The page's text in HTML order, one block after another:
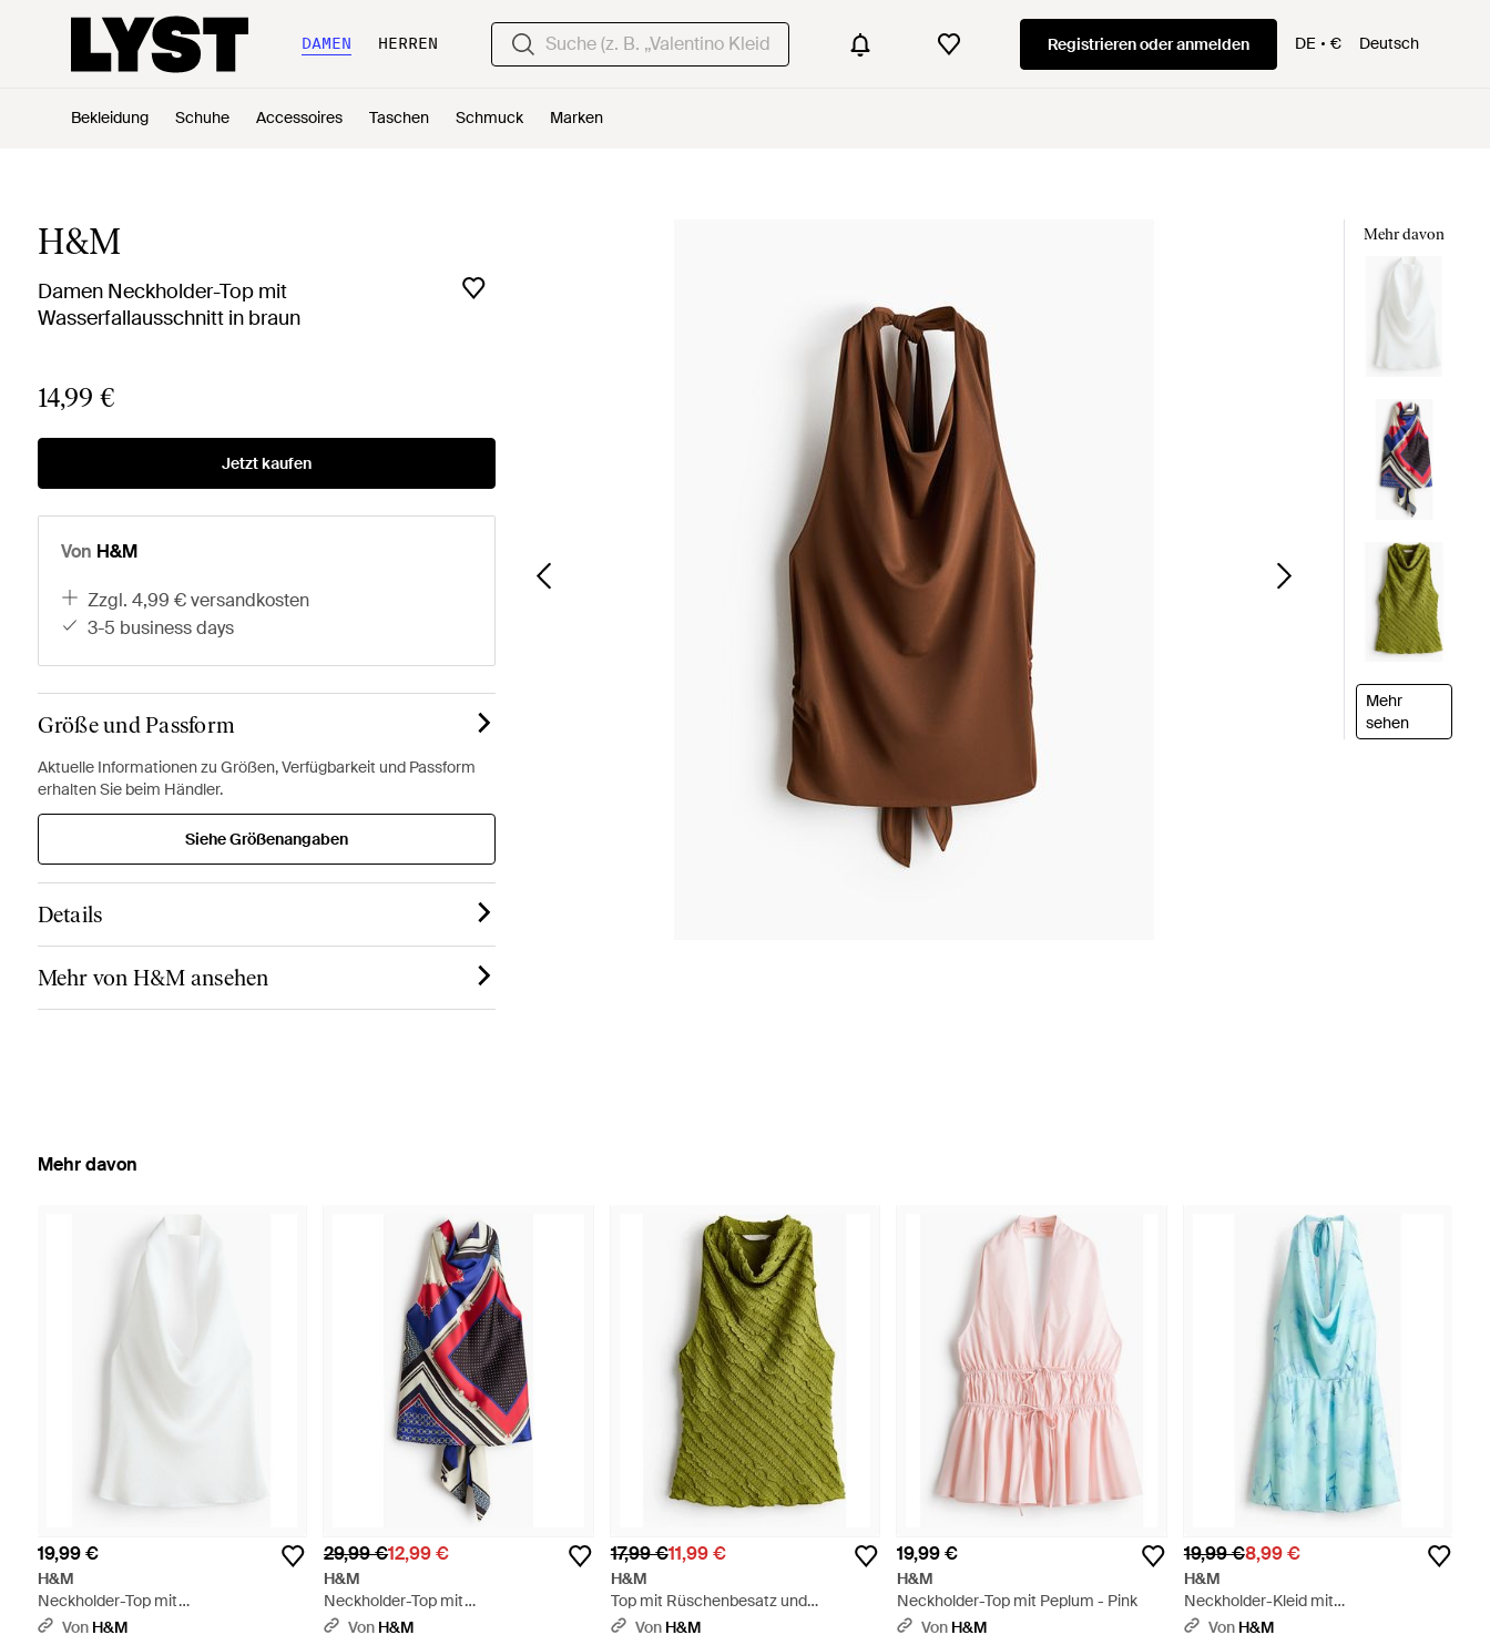
DAMEN HERREN Registrieren oder anmelden DE € Deutsch
Bekleidung Schuhe Accessoires Taschen Schmuck Marken
H&M
Damen Neckholder-Top mit
Wasserfallausschnitt in braun
14,99 €
Jetzt kaufen
Von H&M
zzgl. 4,99 € versandkosten
3-5 business days
Größe und Passform
Aktuelle Informationen zu Größen, Verfügbarkeit und Passform
erhalten Sie beim Händler.
Siehe Größenangaben
Details
Mehr von H&M ansehen
Mehr davon
Mehr
sehen
Mehr davon
19,99 €
H&M
Neckholder-Top mit
Wasserfallausschnitt - Weiß
Von H&M
29,99 €12,99 €
H&M
Neckholder-Top mit
Wasserfallausschnitt - Rot
Von H&M
17,99 €11,99 €
H&M
Top mit Rüschenbesatz und
Wasserfallausschnitt - Grün
Von H&M
19,99 €
H&M
Neckholder-Top mit Peplum - Pink
Von H&M
19,99 €8,99 €
H&M
Neckholder-Kleid mit
Wasserfallausschnitt - Blau
Von H&M